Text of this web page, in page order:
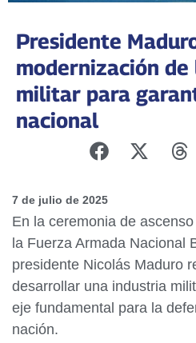
Presidente
modernización
militar para
nacional
7 de julio de 2025
En la ceremonia de
la Fuerza Armada Nacional
presidente Nicolás Maduro
desarrollar una industria
eje fundamental para la
nación.